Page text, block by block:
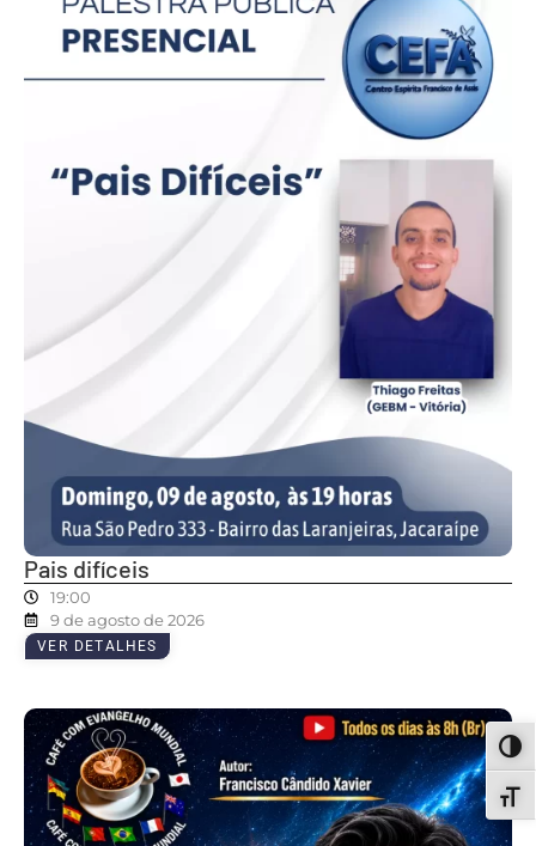
Pais difíceis
19:00
9 de agosto de 2026
VER DETALHES